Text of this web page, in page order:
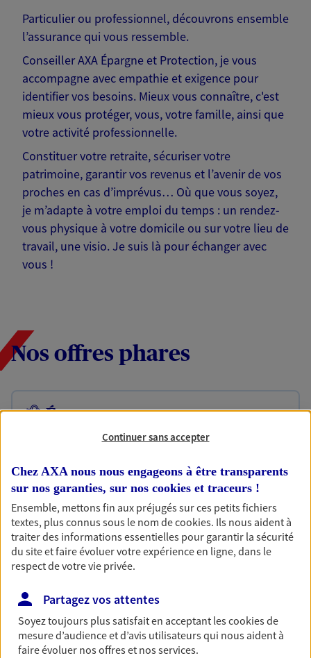
Particulier ou professionnel, découvrons ensemble
l’assurance qui vous ressemble.
Conseiller AXA Épargne et Protection, je vous
accompagne avec empathie et exigence pour
identifier vos besoins. Mieux vous connaître, c'est
mieux vous protéger, vous, votre famille, ainsi que
votre activité professionnelle.
Constituer votre retraite, sécuriser votre
patrimoine, garantir vos revenus et l’avenir de vos
proches en cas d’imprévus… Où que vous soyez,
je m’adapte à votre emploi du temps : un rendez-
vous physique à votre domicile ou sur votre lieu de
travail, une visio. Je suis là pour échanger avec
vous !
Nos offres phares
Épargne
Réalisez vos projets grâce à votre épargne : achat
immobilier, études des enfants ou voyage autour
du monde… Épargnez à votre rythme et
simplement, selon votre profil.
Découvrir les offres Épargne
Retraite
Préparez sereinement ce nouveau chapitre de
notre solution PER (Plan Epargne Retraite)
spécialement conçue pour la retraite.
Découvrir l'offre Retraite
Continuer sans accepter
Chez AXA nous nous engageons à être transparents
sur nos garanties, sur nos cookies et traceurs !
Ensemble, mettons fin aux préjugés sur ces petits fichiers
textes, plus connus sous le nom decookies. Ils nous aident à
traiter des informations essentielles pour garantir la sécurité
du site et faire évoluer votre expérience en ligne, dans le
respect de votre vie privée.
Partagez vos attentes
Soyez toujours plus satisfait en acceptant lescookiesde
mesure d’audience et d’avis utilisateurs qui nous aident à
faire évoluer nos offres et nos services.